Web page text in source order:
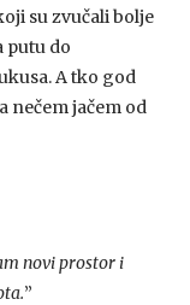
su zvučali bolje
putu do
A tko god
nečem jačem od
novi prostor i
”